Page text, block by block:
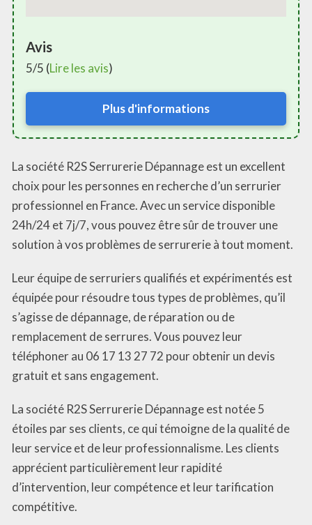
Avis
5/5 (Lire les avis)
Plus d'informations
La société R2S Serrurerie Dépannage est un excellent
choix pour les personnes en recherche d’un serrurier
professionnel en France. Avec un service disponible
24h/24 et 7j/7, vous pouvez être sûr de trouver une
solution à vos problèmes de serrurerie à tout moment.
Leur équipe de serruriers qualifiés et expérimentés est
équipée pour résoudre tous types de problèmes, qu’il
s’agisse de dépannage, de réparation ou de
remplacement de serrures. Vous pouvez leur
téléphoner au 06 17 13 27 72 pour obtenir un devis
gratuit et sans engagement.
La société R2S Serrurerie Dépannage est notée 5
étoiles par ses clients, ce qui témoigne de la qualité de
leur service et de leur professionnalisme. Les clients
apprécient particulièrement leur rapidité
d’intervention, leur compétence et leur tarification
compétitive.